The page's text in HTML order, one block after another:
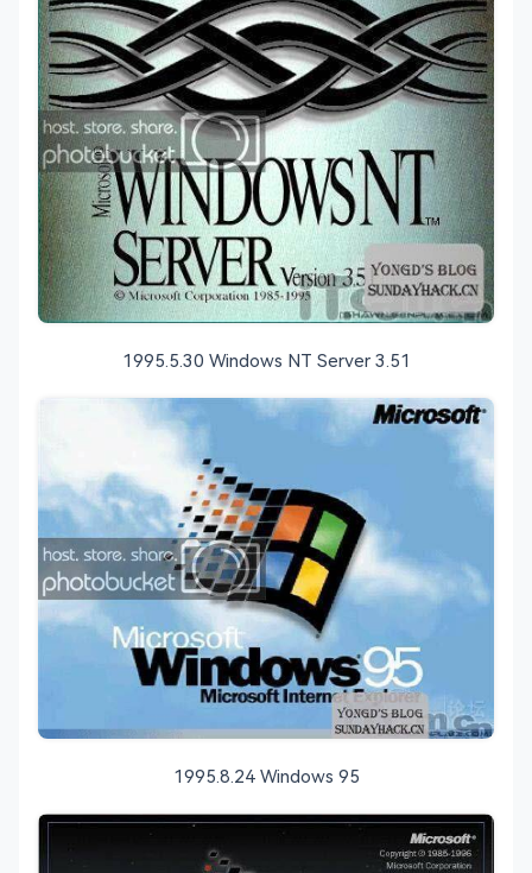
1995.5.30 Windows NT Server 3.51
1995.8.24 Windows 95